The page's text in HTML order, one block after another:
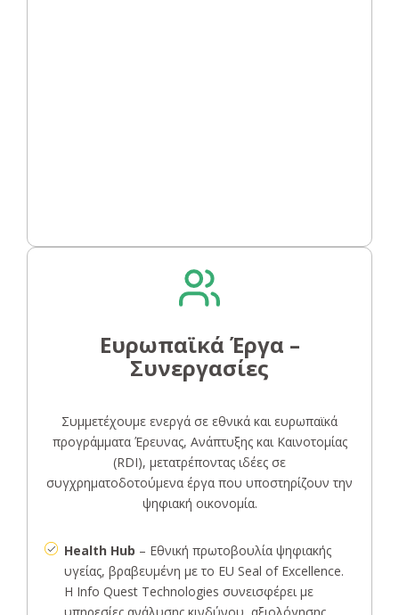
Ευρωπαϊκά Έργα –
Συνεργασίες
Συμμετέχουμε ενεργά σε εθνικά και ευρωπαϊκά
προγράμματα Έρευνας, Ανάπτυξης και Καινοτομίας
(RDI), μετατρέποντας ιδέες σε
συγχρηματοδοτούμενα έργα που υποστηρίζουν την
ψηφιακή οικονομία.
Health Hub – Εθνική πρωτοβουλία ψηφιακής
υγείας, βραβευμένη με το EU Seal of Excellence.
Η Info Quest Technologies συνεισφέρει με